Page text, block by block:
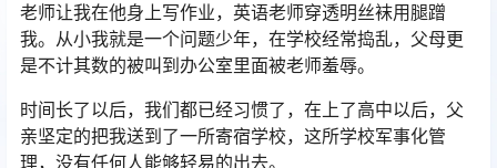
老师让我在他身上写作业，英语老师穿透明丝袜用腿蹭
我。从小我就是一个问题少年，在学校经常捣乱，父母更
是不计其数的被叫到办公室里面被老师羞辱。
时间长了以后，我们都已经习惯了，在上了高中以后，父
亲坚定的把我送到了一所寄宿学校，这所学校军事化管
理，没有任何人能够轻易的出去。